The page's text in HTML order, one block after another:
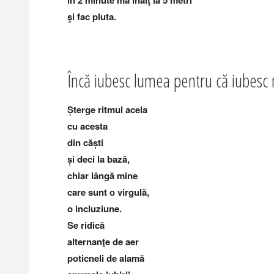
şi fac pluta.
Încă iubesc lumea pentru că iubesc
Șterge ritmul acela
cu acesta
din căști
și deci la bază,
chiar lângă mine
care sunt o virgulă,
o incluziune.
Se ridică
alternanţe de aer
poticneli de alamă